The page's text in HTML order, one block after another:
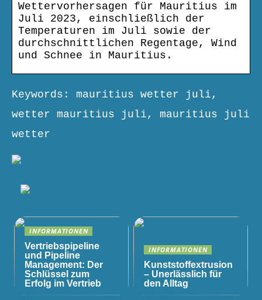
Wettervorhersagen für Mauritius im
Juli 2023, einschließlich der
Temperaturen im Juli sowie der
durchschnittlichen Regentage, Wind
und Schnee in Mauritius.
Keywords: mauritius wetter juli,
wetter mauritius juli, mauritius juli
wetter
INFORMATIONEN
Vertriebspipeline
und Pipeline
Management: Der
Schlüssel zum
Erfolg im Vertrieb
INFORMATIONEN
Kunststoffextrusion
– Unerlässlich für
den Alltag